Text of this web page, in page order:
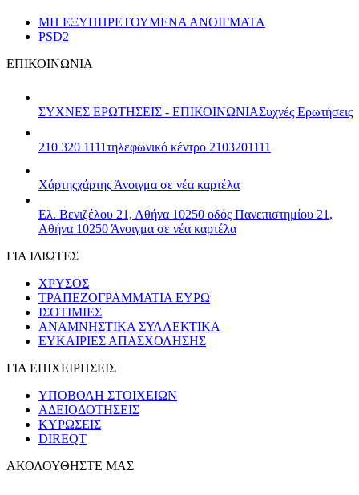
ΜΗ ΕΞΥΠΗΡΕΤΟΥΜΕΝΑ ΑΝΟΙΓΜΑΤΑ
PSD2
ΕΠΙΚΟΙΝΩΝΙΑ
ΣΥΧΝΕΣ ΕΡΩΤΗΣΕΙΣ - ΕΠΙΚΟΙΝΩΝΙΑΣυχνές Ερωτήσεις
210 320 1111τηλεφωνικό κέντρο 2103201111
Χάρτηςχάρτης Άνοιγμα σε νέα καρτέλα
Ελ. Βενιζέλου 21, Αθήνα 10250 οδός Πανεπιστημίου 21,
Αθήνα 10250 Άνοιγμα σε νέα καρτέλα
ΓΙΑ ΙΔΙΩΤΕΣ
ΧΡΥΣΟΣ
ΤΡΑΠΕΖΟΓΡΑΜΜΑΤΙΑ ΕΥΡΩ
ΙΣΟΤΙΜΙΕΣ
ΑΝΑΜΝΗΣΤΙΚΑ ΣΥΛΛΕΚΤΙΚΑ
ΕΥΚΑΙΡΙΕΣ ΑΠΑΣΧΟΛΗΣΗΣ
ΓΙΑ ΕΠΙΧΕΙΡΗΣΕΙΣ
ΥΠΟΒΟΛΗ ΣΤΟΙΧΕΙΩΝ
ΑΔΕΙΟΔΟΤΗΣΕΙΣ
ΚΥΡΩΣΕΙΣ
DIREQT
ΑΚΟΛΟΥΘΗΣΤΕ ΜΑΣ